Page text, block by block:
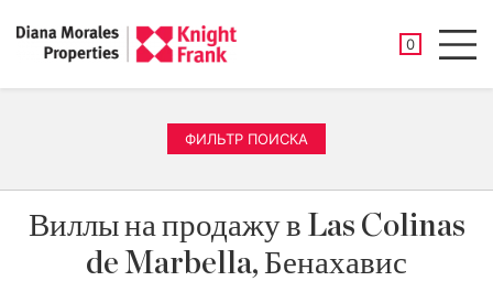
0
ФИЛЬТР ПОИСКА
Виллы на продажу в Las Colinas
de Marbella, Бенахавис